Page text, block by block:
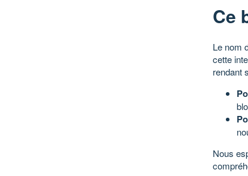
Ce
Le nom
cette
rendant
Nous